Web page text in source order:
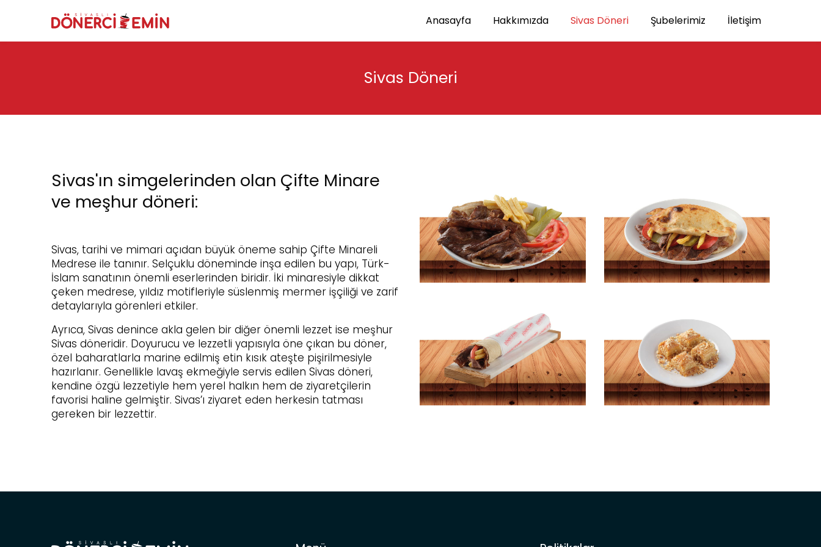
Anasayfa Hakkımızda Sivas Döneri Şubelerimiz İletişim
Sivas Döneri
Sivas'ın simgelerinden olan Çifte Minare
ve meşhur döneri:
Sivas, tarihi ve mimari açıdan büyük öneme sahip Çifte Minareli
Medrese ile tanınır. Selçuklu döneminde inşa edilen bu yapı, Türk-
İslam sanatının önemli eserlerinden biridir. İki minaresiyle dikkat
çeken medrese, yıldız motifleriyle süslenmiş mermer işçiliği ve zarif
detaylarıyla görenleri etkiler.
Ayrıca, Sivas denince akla gelen bir diğer önemli lezzet ise meşhur
Sivas döneridir. Doyurucu ve lezzetli yapısıyla öne çıkan bu döner,
özel baharatlarla marine edilmiş etin kısık ateşte pişirilmesiyle
hazırlanır. Genellikle lavaş ekmeğiyle servis edilen Sivas döneri,
kendine özgü lezzetiyle hem yerel halkın hem de ziyaretçilerin
favorisi haline gelmiştir. Sivas’ı ziyaret eden herkesin tatması
gereken bir lezzettir.